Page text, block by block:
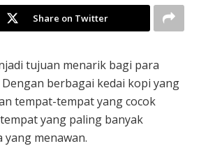
Share on Twitter
tujuan menarik bagi para
berbagai kedai kopi yang
tempat-tempat yang cocok
yang paling banyak
menawan.